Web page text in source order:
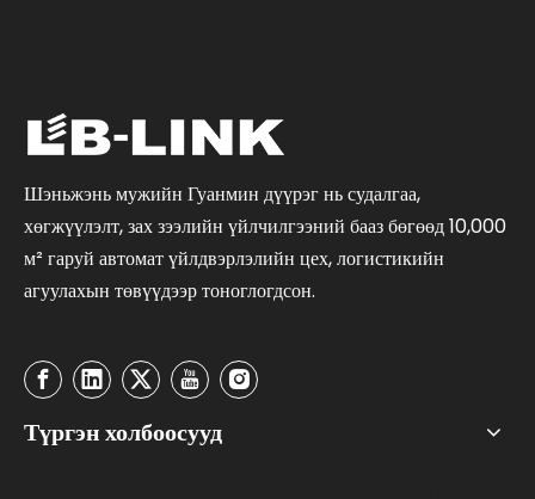
Шэньжэнь мужийн Гуанмин дүүрэг нь судалгаа,
хөгжүүлэлт, зах зээлийн үйлчилгээний бааз бөгөөд 10,000
м² гаруй автомат үйлдвэрлэлийн цех, логистикийн
агуулахын төвүүдээр тоноглогдсон.
Түргэн холбоосууд